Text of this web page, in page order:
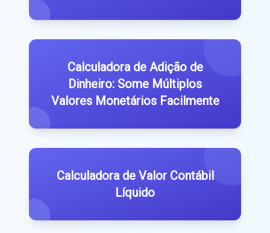
Calculadora de Adição de
Dinheiro: Some Múltiplos
Valores Monetários Facilmente
Calculadora de Valor Contábil
Líquido